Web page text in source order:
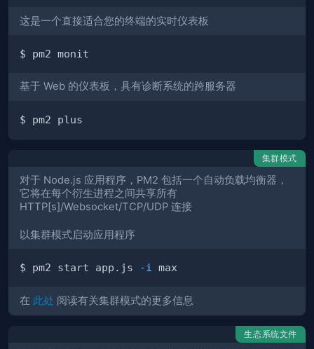
这是一个直接适合您的终端的实时仪表板
基于 Web 的仪表板，具有诊断系统的跨服务器
集群模式
对于 Node.js 应用程序，PM2 包括一个自动负载均衡器，
它将在每个衍生进程之间共享所有
HTTP[s]/Websocket/TCP/UDP 连接
以集群模式启动应用程序
$ pm2 start app.js -i
在 此处 阅读有关集群模式的更多信息
生态系统文件